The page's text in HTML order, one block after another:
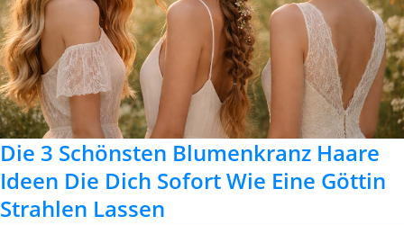
Die 3 Schönsten Blumenkranz Haare
Ideen Die Dich Sofort Wie Eine Göttin
Strahlen Lassen